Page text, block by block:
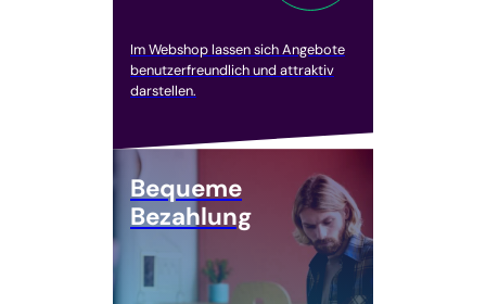
Im Webshop lassen sich Angebote
benutzerfreundlich und attraktiv
darstellen.
Bequeme
Bezahlung